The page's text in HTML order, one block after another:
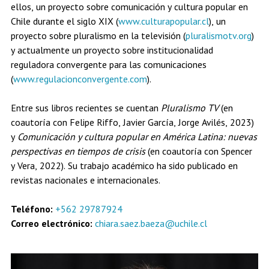
ellos, un proyecto sobre comunicación y cultura popular en
Chile durante el siglo XIX (www.culturapopular.cl), un
proyecto sobre pluralismo en la televisión (pluralismotv.org)
y actualmente un proyecto sobre institucionalidad
reguladora convergente para las comunicaciones
(www.regulacionconvergente.com).
Entre sus libros recientes se cuentan Pluralismo TV(en
coautoría con Felipe Riffo, Javier García, Jorge Avilés, 2023)
y Comunicación y cultura popular en América Latina: nuevas
perspectivas en tiempos de crisis(en coautoría con Spencer
y Vera, 2022). Su trabajo académico ha sido publicado en
revistas nacionales e internacionales.
Teléfono: +562 29787924
Correo electrónico: chiara.saez.baeza@uchile.cl